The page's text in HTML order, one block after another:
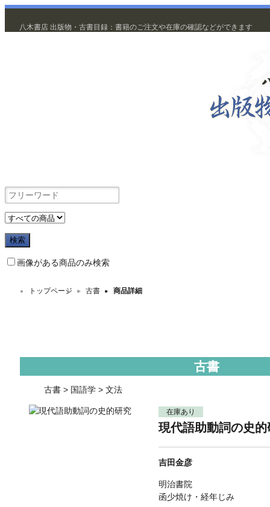
八木書店 出版物・古書目録：書籍のご注文や在庫の確認などができます
画像がある商品のみ検索
トップページ ＞ 古書 ＞ 商品詳細
古書
古書 > 国語学 > 文法
在庫あり
現代語助動詞の史的
吉田金彦
明治書院
函少焼け・経年じみ